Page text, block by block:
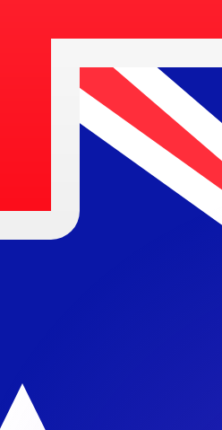
Vi kan slå konkurrenternas kurser.
för vår omvandlare. Det görs
med Xe?
metical